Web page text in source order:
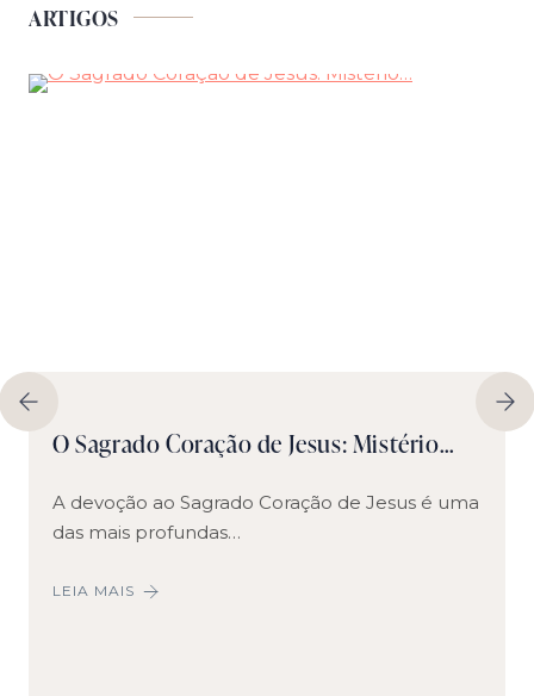
ARTIGOS
O Sagrado Coração de Jesus: Mistério…
A devoção ao Sagrado Coração de Jesus é uma
das mais profundas…
LEIA MAIS